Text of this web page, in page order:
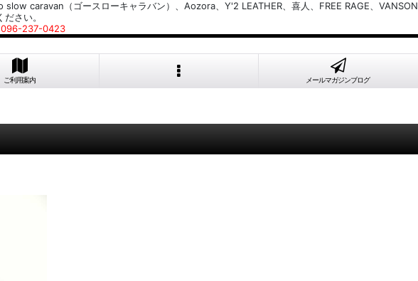
caravan（ゴースローキャラバン）、Aozora、Y'2 LEATHER、喜人、FREE RAGE、VANSON
さい。
096-237-0423
ご利用案内 メールマガジンブログ